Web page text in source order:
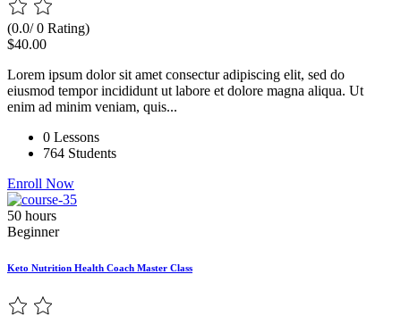
(0.0/ 0 Rating)
$40.00
Lorem ipsum dolor sit amet consectur adipiscing elit, sed do
eiusmod tempor incididunt ut labore et dolore magna aliqua. Ut
enim ad minim veniam, quis...
0 Lessons
764 Students
Enroll Now
50 hours
Beginner
Keto Nutrition Health Coach Master Class